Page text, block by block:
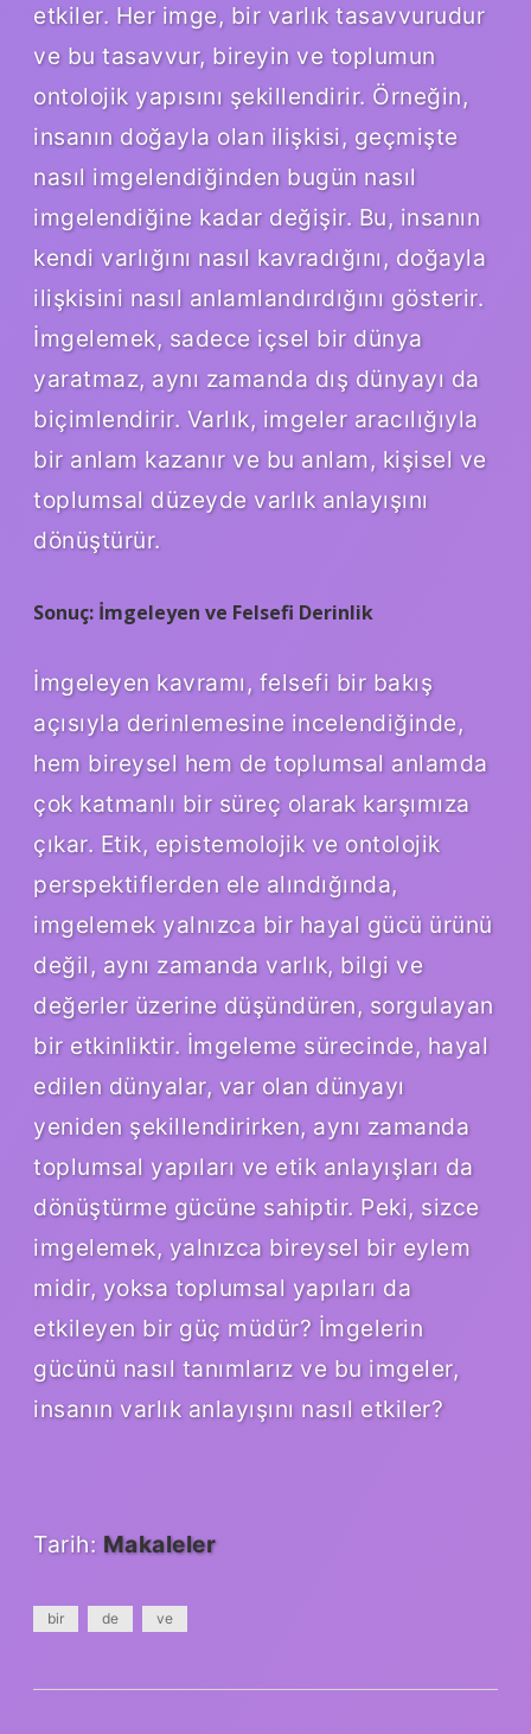
etkiler. Her imge, bir varlık tasavvurudur
ve bu tasavvur, bireyin ve toplumun
ontolojik yapısını şekillendirir. Örneğin,
insanın doğayla olan ilişkisi, geçmişte
nasıl imgelendiğinden bugün nasıl
imgelendiğine kadar değişir. Bu, insanın
kendi varlığını nasıl kavradığını, doğayla
ilişkisini nasıl anlamlandırdığını gösterir.
İmgelemek, sadece içsel bir dünya
yaratmaz, aynı zamanda dış dünyayı da
biçimlendirir. Varlık, imgeler aracılığıyla
bir anlam kazanır ve bu anlam, kişisel ve
toplumsal düzeyde varlık anlayışını
dönüştürür.
Sonuç: İmgeleyen ve Felsefi Derinlik
İmgeleyen kavramı, felsefi bir bakış
açısıyla derinlemesine incelendiğinde,
hem bireysel hem de toplumsal anlamda
çok katmanlı bir süreç olarak karşımıza
çıkar. Etik, epistemolojik ve ontolojik
perspektiflerden ele alındığında,
imgelemek yalnızca bir hayal gücü ürünü
değil, aynı zamanda varlık, bilgi ve
değerler üzerine düşündüren, sorgulayan
bir etkinliktir. İmgeleme sürecinde, hayal
edilen dünyalar, var olan dünyayı
yeniden şekillendirirken, aynı zamanda
toplumsal yapıları ve etik anlayışları da
dönüştürme gücüne sahiptir. Peki, sizce
imgelemek, yalnızca bireysel bir eylem
midir, yoksa toplumsal yapıları da
etkileyen bir güç müdür? İmgelerin
gücünü nasıl tanımlarız ve bu imgeler,
insanın varlık anlayışını nasıl etkiler?
Tarih: Makaleler
bir de ve